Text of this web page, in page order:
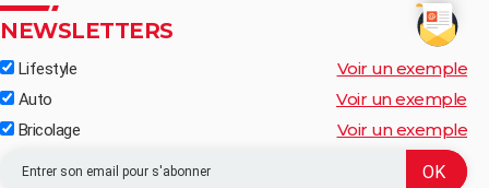
NEWSLETTERS
Lifestyle Voir un exemple
Auto Voir un exemple
Bricolage Voir un exemple